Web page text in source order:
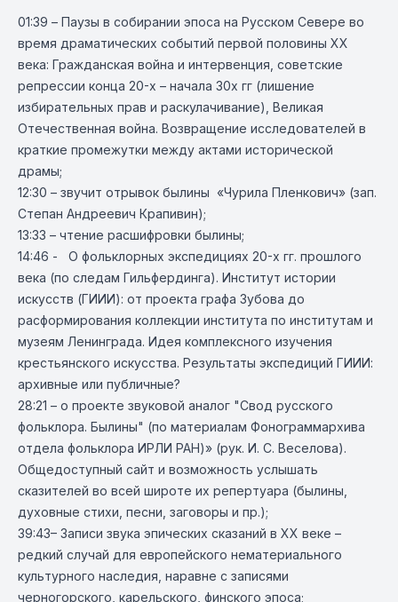
01:39 – Паузы в собирании эпоса на Русском Севере во
время драматических событий первой половины ХХ
века: Гражданская война и интервенция, советские
репрессии конца 20-х – начала 30х гг (лишение
избирательных прав и раскулачивание), Великая
Отечественная война. Возвращение исследователей в
краткие промежутки между актами исторической
драмы;
12:30 – звучит отрывок былины «Чурила Пленкович» (зап.
Степан Андреевич Крапивин);
13:33 – чтение расшифровки былины;
14:46 - О фольклорных экспедициях 20-х гг. прошлого
века (по следам Гильфердинга). Институт истории
искусств (ГИИИ): от проекта графа Зубова до
расформирования коллекции института по институтам и
музеям Ленинграда. Идея комплексного изучения
крестьянского искусства. Результаты экспедиций ГИИИ:
архивные или публичные?
28:21 – о проекте звуковой аналог "Свод русского
фольклора. Былины" (по материалам Фонограммархива
отдела фольклора ИРЛИ РАН)» (рук. И. С. Веселова).
Общедоступный сайт и возможность услышать
сказителей во всей широте их репертуара (былины,
духовные стихи, песни, заговоры и пр.);
39:43– Записи звука эпических сказаний в XX веке –
редкий случай для европейского нематериального
культурного наследия, наравне с записями
черногорского, карельского, финского эпоса;